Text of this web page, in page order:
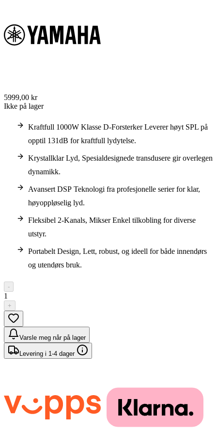
5999,00 kr
Ikke på lager
Kraftfull 1000W Klasse D-Forsterker Leverer høyt SPL på
opptil 131dB for kraftfull lydytelse.
Krystallklar Lyd, Spesialdesignede transdusere gir overlegen
dynamikk.
Avansert DSP Teknologi fra profesjonelle serier for klar,
høyoppløselig lyd.
Fleksibel 2-Kanals, Mikser Enkel tilkobling for diverse
utstyr.
Portabelt Design, Lett, robust, og ideell for både innendørs
og utendørs bruk.
-
1
+
Varsle meg når på lager
Levering i 1-4 dager